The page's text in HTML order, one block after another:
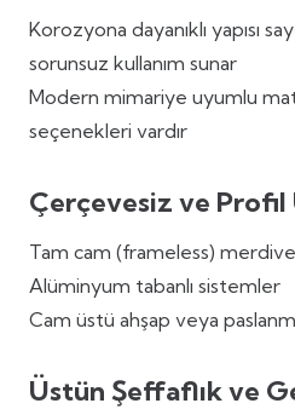
Korozyona dayanıklı yapısı
sorunsuz kullanım sunar
Modern mimariye uyumlu
seçenekleri vardır
Çerçevesiz ve
Tam cam (frameless)
Alüminyum tabanlı sistemler
Cam üstü ahşap veya
Üstün Şeffaflık ve